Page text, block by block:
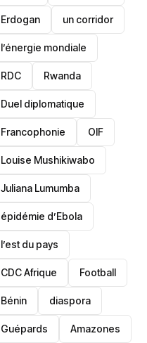
Erdogan un corridor
l’énergie mondiale
RDC Rwanda
Duel diplomatique
Francophonie OIF
Louise Mushikiwabo
Juliana Lumumba
épidémie d’Ebola
l’est du pays
CDC Afrique Football
Bénin diaspora
Guépards Amazones